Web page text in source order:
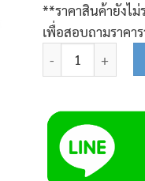
**ราคาสินค้ายังไม่
เพื่อสอบถามราคา
จำนวน ท่อน้ำมัน